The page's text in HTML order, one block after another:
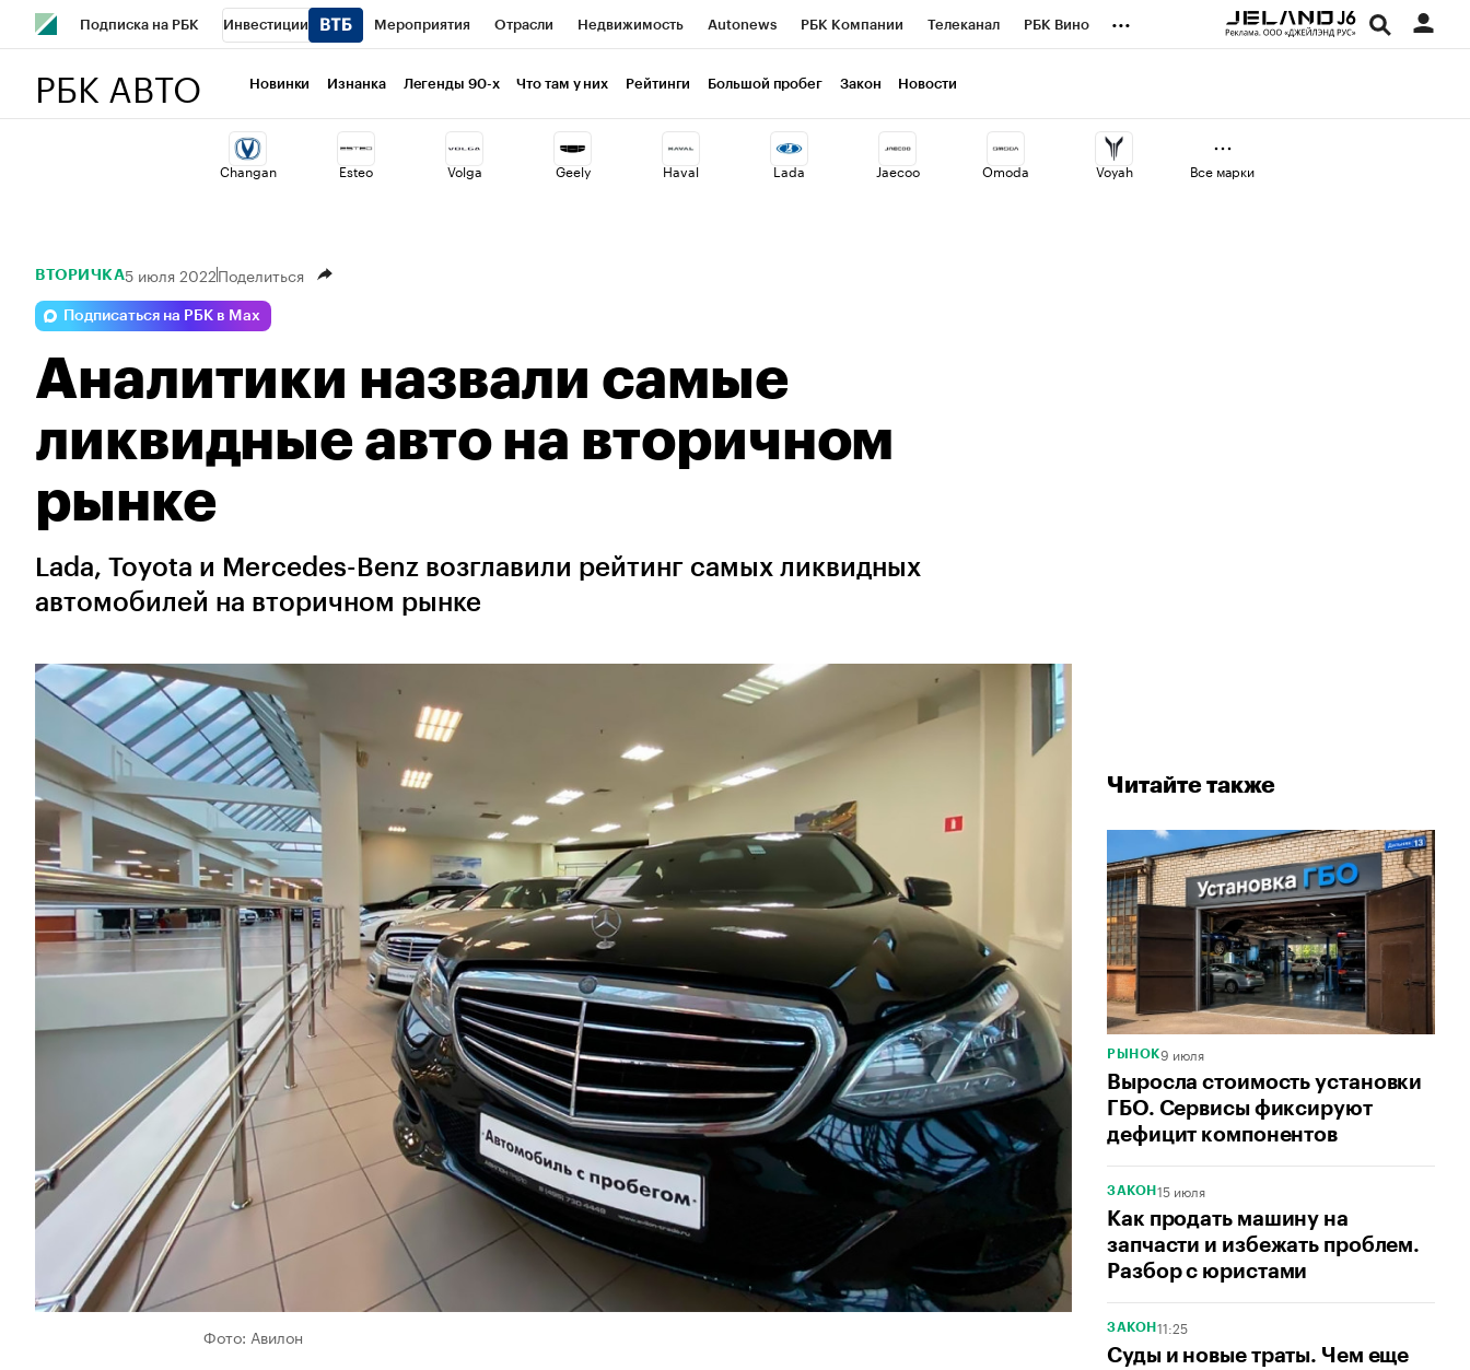
Подписка на РБК Инвестиции Мероприятия Отрасли Недвижимость Autonews РБК Компании Телеканал РБК Вино
Визионеры
Стиль Крипто РБК Бизнес-среда Дискуссионный клуб Исследования Кредитные рейтинги Франшизы Газета
Конференции СПб Спецпроекты Проверка контрагентов Экономика Бизнес
...
РБК АВТО Новинки Изнанка Легенды 90-х Что там у них Рейтинги Большой пробег Закон Новости
Changan Esteo Volga Geely Haval Lada Jaecoo Omoda Voyah Все марки
Читайте также
РЫНОК9 июля
Выросла стоимость установки
ГБО. Сервисы фиксируют
дефицит компонентов
ЗАКОН 15 июля
Как продать машину на
запчасти и избежать проблем.
Разбор с юристами
ЗАКОН 11:25
Суды и новые траты. Чем еще
ВТОРИЧКА5 июля 2022Поделиться
Подписаться на РБК в Max
Аналитики назвали самые
ликвидные авто на вторичном
рынке
Lada, Toyota и Mercedes-Benz возглавили рейтинг самых ликвидных
автомобилей на вторичном рынке
Фото: Авилон